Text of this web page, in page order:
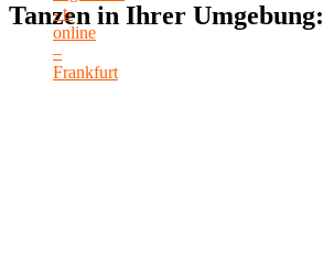
Tanzen in Ihrer Umgebung: